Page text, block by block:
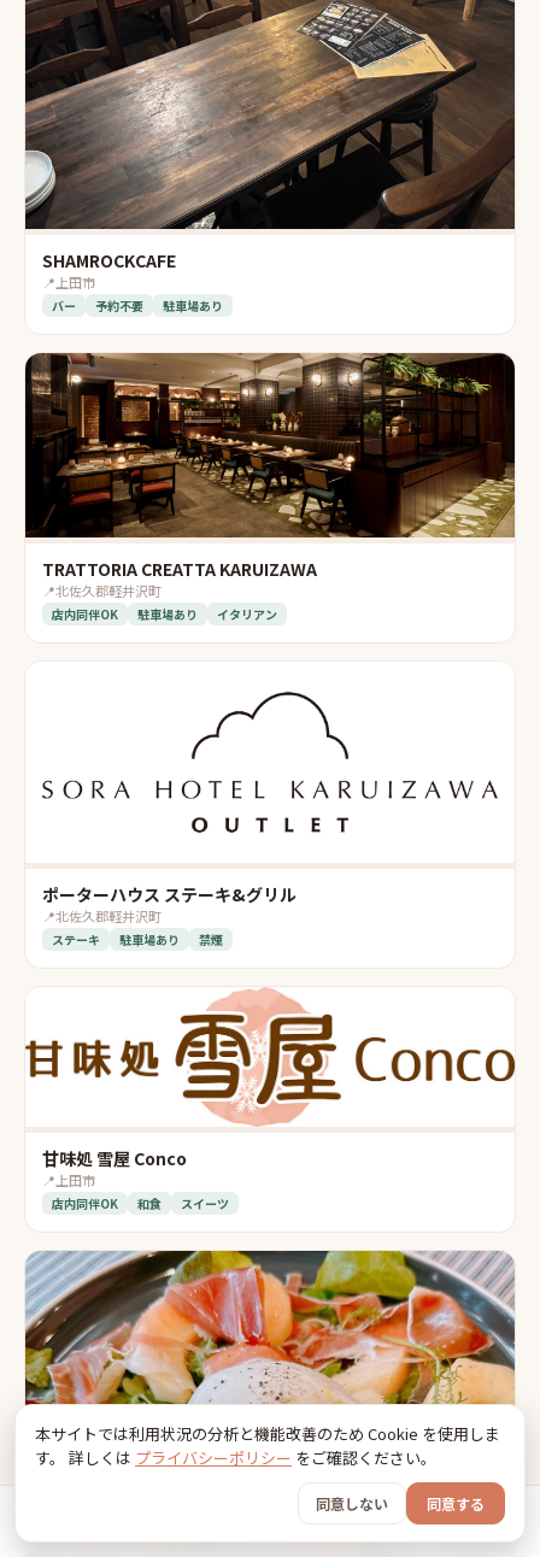
SHAMROCKCAFE
📍上田市
バー 予約不要 駐車場あり
TRATTORIA CREATTA KARUIZAWA
📍北佐久郡軽井沢町
店内同伴OK 駐車場あり イタリアン
ポーターハウス ステーキ&グリル
📍北佐久郡軽井沢町
ステーキ 駐車場あり 禁煙
甘味処 雪屋 Conco
📍上田市
店内同伴OK 和食 スイーツ
本サイトでは利用状況の分析と機能改善のため Cookie を使用しま
す。 詳しくは プライバシーポリシー をご確認ください。
同意しない 同意する